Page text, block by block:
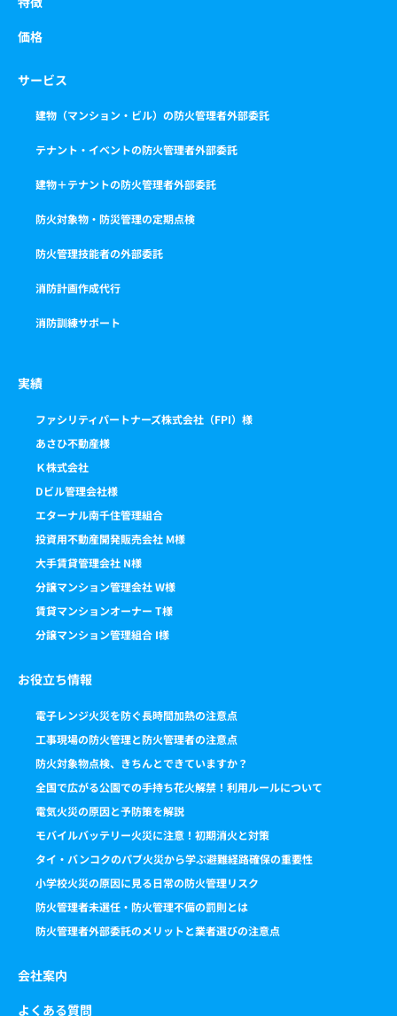
価格
サービス
建物（マンション・ビル）の防火管理者外部委託
テナント・イベントの防火管理者外部委託
建物＋テナントの防火管理者外部委託
防火対象物・防災管理の定期点検
防火管理技能者の外部委託
消防計画作成代行
消防訓練サポート
実績
ファシリティパートナーズ株式会社（FPI）様
あさひ不動産様
Ｋ株式会社
Dビル管理会社様
エターナル南千住管理組合
投資用不動産開発販売会社 M様
大手賃貸管理会社 N様
分譲マンション管理会社 W様
賃貸マンションオーナー T様
分譲マンション管理組合 I様
お役立ち情報
電子レンジ火災を防ぐ長時間加熱の注意点
工事現場の防火管理と防火管理者の注意点
防火対象物点検、きちんとできていますか？
全国で広がる公園での手持ち花火解禁！利用ルールについて
電気火災の原因と予防策を解説
モバイルバッテリー火災に注意！初期消火と対策
タイ・バンコクのパブ火災から学ぶ避難経路確保の重要性
小学校火災の原因に見る日常の防火管理リスク
防火管理者未選任・防火管理不備の罰則とは
防火管理者外部委託のメリットと業者選びの注意点
会社案内
よくある質問